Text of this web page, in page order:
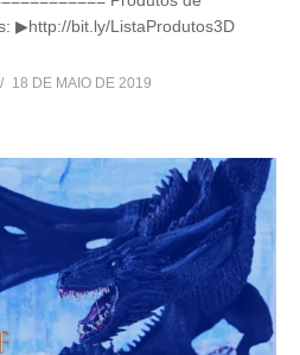
▶http://bit.ly/ListaProdutos3D
18 DE MAIO DE 2019